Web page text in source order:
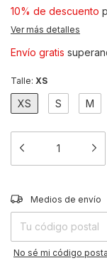
10% de descuento
Ver más detalles
Envío gratis
Talle: XS
XS S M
Entregas para el CP:
Medios de envío
No sé mi código